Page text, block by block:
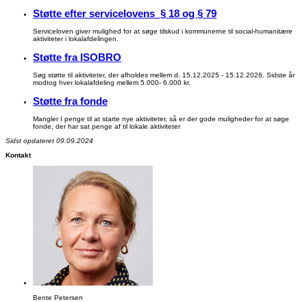
Støtte efter servicelovens § 18 og § 79
Serviceloven giver mulighed for at søge tilskud i kommunerne til social-humanitære
aktiviteter i lokalafdelingen.
Støtte fra ISOBRO
Søg støtte til aktiviteter, der afholdes mellem d. 15.12.2025 - 15.12.2026. Sidste år
modtog hver lokalafdeling mellem 5.000- 6.000 kr.
Støtte fra fonde
Mangler I penge til at starte nye aktiviteter, så er der gode muligheder for at søge
fonde, der har sat penge af til lokale aktiviteter
Sidst opdateret 09.09.2024
Kontakt
Bente Petersen